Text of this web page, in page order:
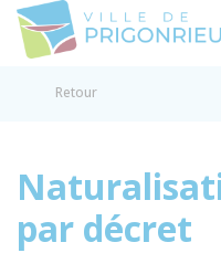
Retour
par décret